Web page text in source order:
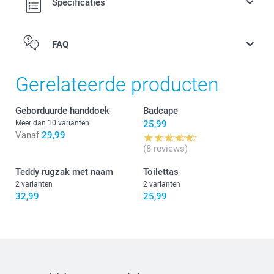
Gemakkelijk schoon te maken, gemaakt van
Afmetingen: 12 cm (hoogte) x 6 cm (diameter)
Specificaties
FAQ
Gerelateerde producten
Geborduurde handdoek
Meer dan 10 varianten
Vanaf 29,99
Badcape
25,99
(8 reviews)
Teddy rugzak met naam
2 varianten
32,99
Toilettas
2 varianten
25,99